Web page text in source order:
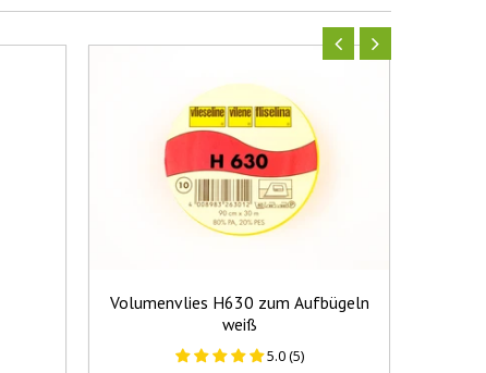
Volumenvlies H630 zum Aufbügeln
weiß
5.0 (5)